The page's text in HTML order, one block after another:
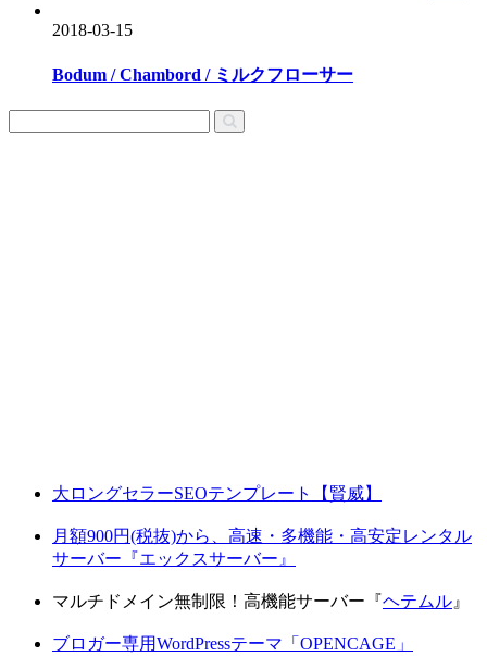
2018-03-15
Bodum / Chambord / ミルクフローサー
大ロングセラーSEOテンプレート【賢威】
月額900円(税抜)から、高速・多機能・高安定レンタル
サーバー『エックスサーバー』
マルチドメイン無制限！高機能サーバー『ヘテムル 』
ブロガー専用WordPressテーマ「OPENCAGE」